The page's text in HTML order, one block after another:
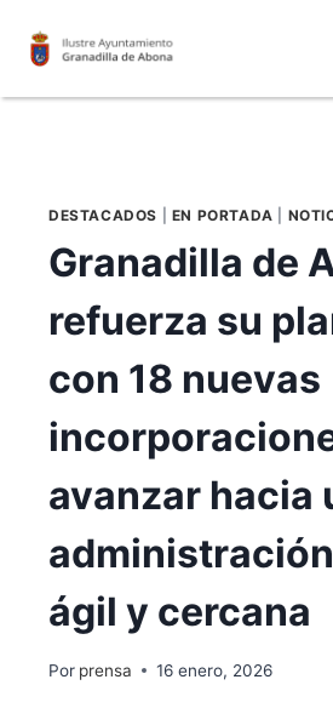
DESTACADOS EN PORTADA
Granadilla de
refuerza su
con 18 nuevas
avanzar hacia
ágil y cercana
Por prensa 16 enero, 2026